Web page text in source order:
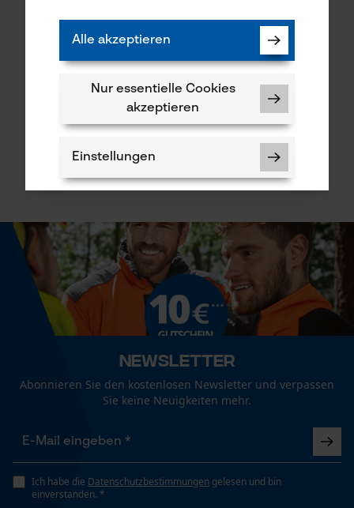
HEY Hygienic Spray
Newsletter
Abonnieren Sie den kostenlosen Newsletter und verpassen
Sie keine Neuigkeiten mehr.
Ich habe die Datenschutzbestimmungen gelesen und bin
einverstanden. *
Alle akzeptieren
Nur essentielle Cookies
akzeptieren
Einstellungen
Notwendige Cookies
Prüfung setzen von Cookies
Session ID